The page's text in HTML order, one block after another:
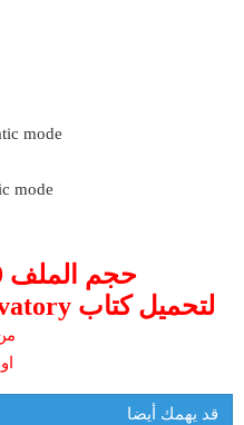
mode
mode
حجم الملف 1.49 ميجابايت
Shading of a Conservatory لتحميل كتاب
قد يهمك أيضا